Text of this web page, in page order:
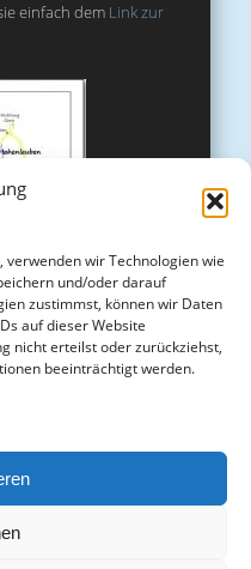
wir Technologien wie
und/oder darauf
zustimmst, können wir Daten
auf dieser Website
nicht erteilst oder zurückziehst,
beeinträchtigt werden.
einfach dem Link zur